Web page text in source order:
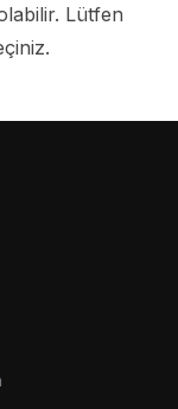
Lütfen